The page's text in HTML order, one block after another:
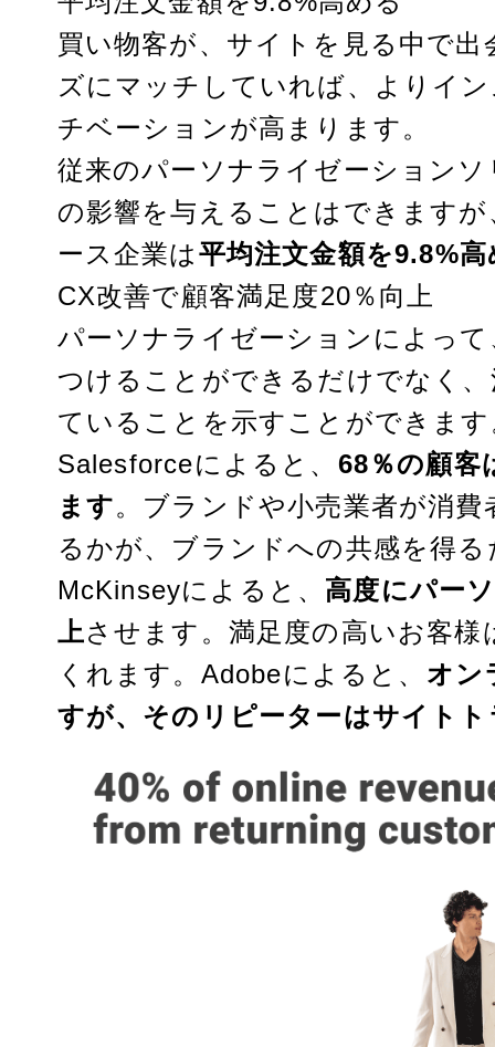
買い物客が、サイトを見る中で
ズにマッチしていれば、よりイ
チベーションが高まります。
従来のパーソナライゼーション
の影響を与えることはできますが
ース企業は平均注文金額を9.8%
CX改善で顧客満足度20％向上
パーソナライゼーションによっ
つけることができるだけでなく
ていることを示すことができます
Salesforceによると、 68％の顧客
ます。ブランドや小売業者が消
るかが、ブランドへの共感を得
McKinseyによると、 高度にパー
上させます。満足度の高いお客
くれます。 Adobeによると、 オン
すが、そのリピーターはサイト